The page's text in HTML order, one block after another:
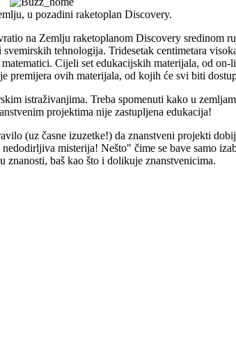
u pozadini raketoplan Discovery.
na Zemlju raketoplanom Discovery sredinom
tehnologija. Tridesetak centimetara
Cijeli set edukacijskih materijala, od
ovih materijala, od kojih će svi biti
istraživanjima. Treba spomenuti kako u
projektima nije zastupljena edukacija!
(uz časne izuzetke!) da znanstveni projekti
misterija! Nešto" čime se bave samo
znanosti, baš kao što i dolikuje znanstvenicima.